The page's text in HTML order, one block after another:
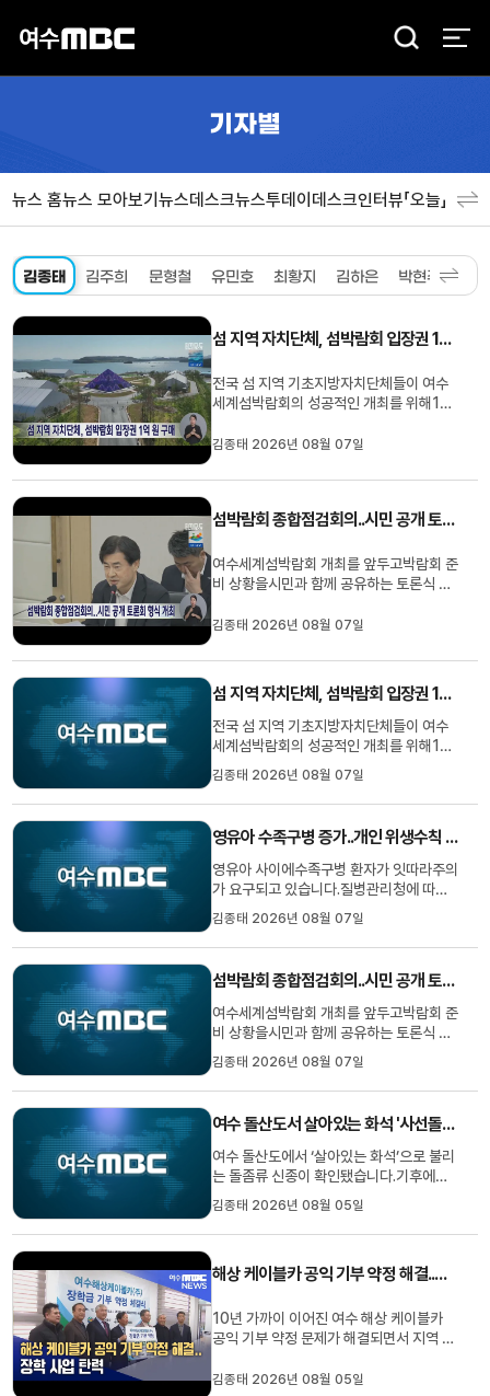
검
기자별
뉴스 홈뉴스 모아보기뉴스데스크뉴스투데이데스크인터뷰「오늘」 분야
김종태 김주희 문형철 유민호 최황지 김하은 박현주
섬 지역 자치단체, 섬박람회 입장권 1억원 구매
전국 섬 지역 기초지방자치단체들이 여수
세계섬박람회의 성공적인 개최를 위해1억
번 결정은여수에서 열린섬 지역 기초단체
민국 섬의 생태·문화적 가치를 세계에 알리
공감대에서 비롯됐습니다.20...
김종태 2026년 08월 07일
섬박람회 종합점검회의..시민 공개 토론회 형식 개최
여수세계섬박람회 개최를 앞두고박람회 준
비 상황을시민과 함께 공유하는 토론식 회
실에서섬 박람회조직위원회와 지원단이 참
고박람회 준비 상황과 교통대책 등을 논의
했습니다여수시는 이번 회의를기존 보고
방식에서 벗어나토론 중심으로 ...
김종태 2026년 08월 07일
섬 지역 자치단체, 섬박람회 입장권 1억원 구매
전국 섬 지역 기초지방자치단체들이 여수
세계섬박람회의 성공적인 개최를 위해1억
원 상당의 입장권을 사전 구매했습니다.이
번 결정은여수에서 열린섬 지역 기초단체
장 협의회에서 이뤄졌으며섬박람회가 대한
는 핵심 계기가 될 것이라는 섬 지자체들의
공감대에서 비롯됐습니다.20...
김종태 2026년 08월 07일
영유아 수족구병 증가..개인 위생수칙 준수 당부
영유아 사이에수족구병 환자가 잇따라주의
가 요구되고 있습니다.질병관리청에 따르
면최근 수족구병 의심 환자가12주간 33배
늘었으며6세 이하 영유아의 의심환자 비율
도외래환자 천명 당 48.3명에 이르고 있
등영유아가 주로 이용하는 시설에서발생
비율이 높은 것으로 나타났습니다....
김종태 2026년 08월 07일
섬박람회 종합점검회의..시민 공개 토론회 형식 개최
여수세계섬박람회 개최를 앞두고박람회 준
비 상황을시민과 함께 공유하는 토론식 회
의가 열렸습니다.여수시는 오늘시청 동백
실에서섬 박람회조직위원회와 지원단이 참
석한 가운데섬 박람회 종합 점검회의를 갖
했습니다여수시는 이번 회의를기존 보고
방식에서 벗어나토론 중심으로 ...
김종태 2026년 08월 07일
여수 돌산도서 살아있는 화석 '사선돌좀' 확인
여수 돌산도에서 ‘살아있는 화석’으로 불리
는 돌좀류 신종이 확인됐습니다.기후에너
지환경부 산하 국립호남권생물자원관은 돌
산도 금오산 일대에서 확보한 표본을 분류
학적으로 연구한 결과, 한반도 돌좀류 13
습니다.한반도 돌좀류 목록에 신종이 추가
김종태 2026년 08월 05일
해상 케이블카 공익 기부 약정 해결..장학 사업 탄력
10년 가까이 이어진 여수 해상 케이블카
공익 기부 약정 문제가 해결되면서 지역 장
재 육성장학회에 따르면 지난해 12월 체결
김종태 2026년 08월 05일